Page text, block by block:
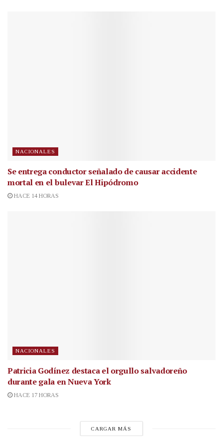
NACIONALES
Se entrega conductor señalado de causar accidente
mortal en el bulevar El Hipódromo
HACE 14 HORAS
NACIONALES
Patricia Godínez destaca el orgullo salvadoreño
durante gala en Nueva York
HACE 17 HORAS
CARGAR MÁS